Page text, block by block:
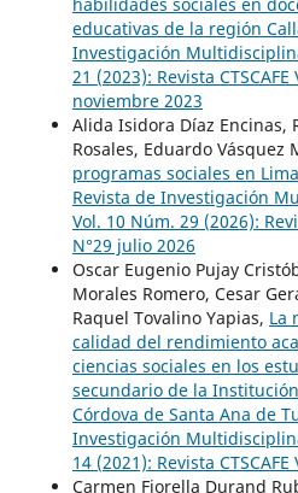
habilidades sociales en
educativas de la región
Investigación
21 (2023): Revista
noviembre 2023
Alida Isidora Díaz Encinas,
Rosales, Eduardo Vásquez
programas sociales en
Revista de Investigación
Vol. 10 Núm. 29 (2026):
N°29 julio 2026
Oscar Eugenio Pujay
Morales Romero, Cesar
Raquel Tovalino Yapias, La
calidad del rendimiento
ciencias sociales en los
secundario de la
Córdova de Santa Ana de
Investigación
14 (2021): Revista
Carmen Fiorella Durand